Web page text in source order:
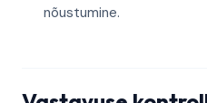
nõustumine.